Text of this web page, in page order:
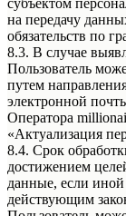
на передачу
обязательств по
8.3. В случае
Пользователь
путем
электронной
Оператора
«Актуализация
8.4. Срок
достижением
данные, если
действующим